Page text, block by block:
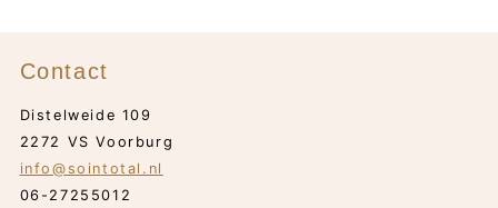
Contact
Distelweide 109
2272 VS Voorburg
info@sointotal.nl
06-27255012